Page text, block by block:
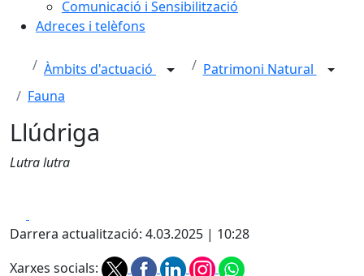
Comunicació i Sensibilització
Adreces i telèfons
Àmbits d'actuació
Patrimoni Natural
Fauna
Llúdriga
Lutra lutra
Darrera actualització: 4.03.2025 | 10:28
Xarxes socials: